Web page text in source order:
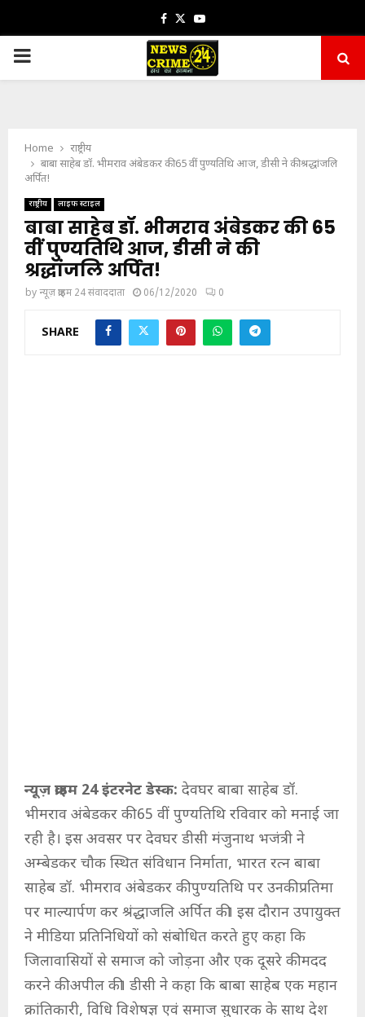
Facebook
TwitterYoutube
PRIMARY
Home
राष्ट्रीय
बाबा साहेब डॉ. भीमराव अंबेडकर की 65 वीं पुण्यतिथि आज, डीसी ने की श्रद्धांजलि
अर्पित!
राष्ट्रीय लाइफ स्टाइल
बाबा साहेब डॉ. भीमराव अंबेडकर की 65
वीं पुण्यतिथि आज, डीसी ने की
श्रद्धांजलि अर्पित!
byन्यूज़ क्राइम 24 संवाददाता 06/12/2020 0
SHARE
न्यूज़ क्राइम 24 इंटरनेट डेस्क: देवघर बाबा साहेब डॉ.
भीमराव अंबेडकर की 65 वीं पुण्यतिथि रविवार को मनाई जा
रही है। इस अवसर पर देवघर डीसी मंजुनाथ भजंत्री ने
अम्बेडकर चौक स्थित संविधान निर्माता, भारत रत्न बाबा
साहेब डॉ. भीमराव अंबेडकर की पुण्यतिथि पर उनकी प्रतिमा
पर माल्यार्पण कर श्रंद्धाजलि अर्पित की। इस दौरान उपायुक्त
ने मीडिया प्रतिनिधियों को संबोधित करते हुए कहा कि
जिलावासियों से समाज को जोड़ना और एक दूसरे की मदद
करने की अपील की। डीसी ने कहा कि बाबा साहेब एक महान
क्रांतिकारी, विधि विशेषज्ञ एवं समाज सुधारक के साथ देश